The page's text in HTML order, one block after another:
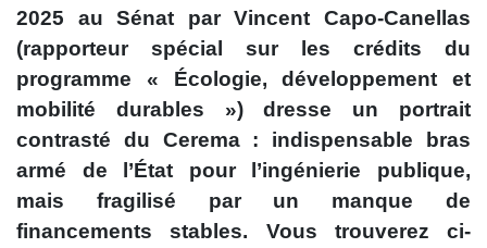
2025 au Sénat par Vincent Capo-Canellas
(rapporteur spécial sur les crédits du
programme « Écologie, développement et
mobilité durables ») dresse un portrait
contrasté du Cerema : indispensable bras
armé de l’État pour l’ingénierie publique,
mais fragilisé par un manque de
financements stables. Vous trouverez ci-